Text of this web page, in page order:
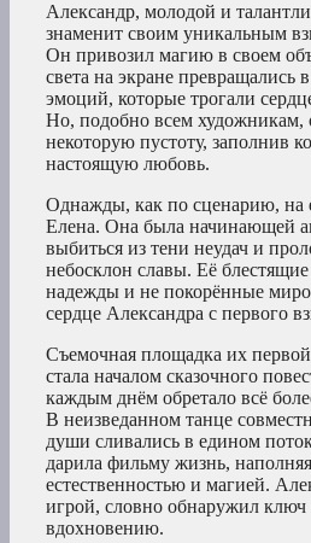
Александр, молодой и
знаменит своим уникальным
Он привозил магию в своем
света на экране превращались
эмоций, которые трогали
Но, подобно всем художникам,
некоторую пустоту, заполнив
настоящую любовь.
Однажды, как по сценарию, на
Елена. Она была начинающей
выбиться из тени неудач и
небосклон славы. Её
надежды и не покорённые
сердце Александра с первого
Съемочная площадка их
стала началом сказочного
каждым днём обретало всё
В неизведанном танце
души сливались в едином
дарила фильму жизнь,
естественностью и магией.
игрой, словно обнаружил ключ
вдохновению.